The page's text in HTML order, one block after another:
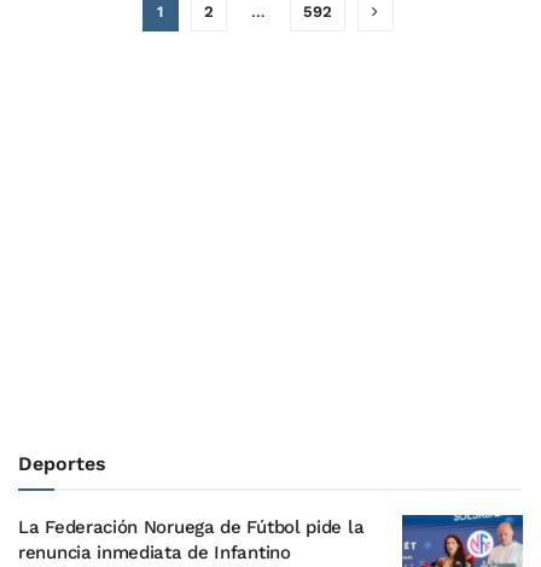
1 2 … 592
Deportes
La Federación Noruega de Fútbol pide la
renuncia inmediata de Infantino